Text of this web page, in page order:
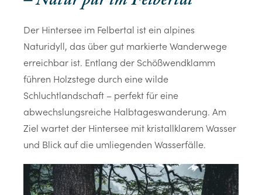
Der Hintersee im Felbertal ist ein alpines
Naturidyll, das über gut markierte Wanderwege
erreichbar ist. Entlang der Schößwendklamm
führen Holzstege durch eine wilde
Schluchtlandschaft – perfekt für eine
abwechslungsreiche Halbtageswanderung. Am
Ziel wartet der Hintersee mit kristallklarem Wasser
und Blick auf die umliegenden Wasserfälle.